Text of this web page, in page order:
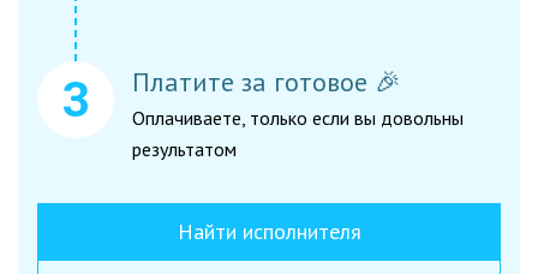
Платите за готовое 🎉
Оплачиваете, только если вы довольны
результатом
Найти исполнителя